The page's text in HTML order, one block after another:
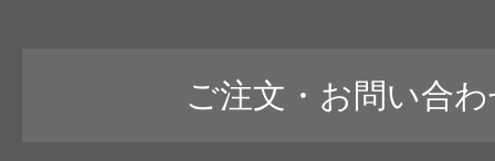
ご注文・お問い合